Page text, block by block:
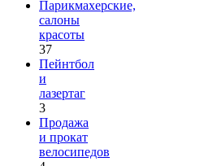
Парикмахерские,
салоны
красоты
37
Пейнтбол
и
лазертаг
3
Продажа
и прокат
велосипедов